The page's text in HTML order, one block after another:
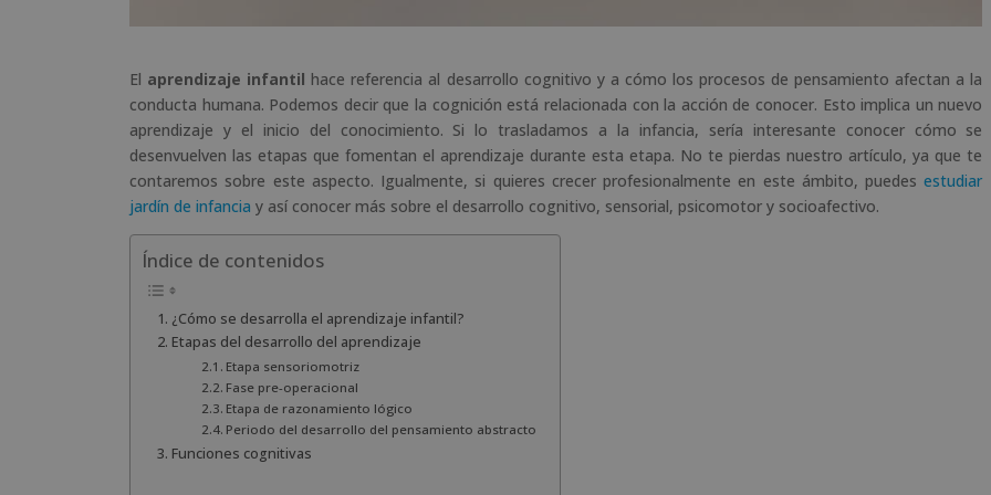
El aprendizaje infantil hace referencia al desarrollo cognitivo y a cómo los procesos de pensamiento afectan a la
conducta humana. Podemos decir que la cognición está relacionada con la acción de conocer. Esto implica un nuevo
aprendizaje y el inicio del conocimiento. Si lo trasladamos a la infancia, sería interesante conocer cómo se
desenvuelven las etapas que fomentan el aprendizaje durante esta etapa. No te pierdas nuestro artículo, ya que te
contaremos sobre este aspecto. Igualmente, si quieres crecer profesionalmente en este ámbito, puedesestudiar
jardín de infancia y así conocer más sobre el desarrollo cognitivo, sensorial, psicomotor y socioafectivo.
Índice de contenidos
¿Cómo se desarrolla el aprendizaje infantil?
Etapas del desarrollo del aprendizaje
Etapa sensoriomotriz
Fase pre-operacional
Etapa de razonamiento lógico
Periodo del desarrollo del pensamiento abstracto
Funciones cognitivas